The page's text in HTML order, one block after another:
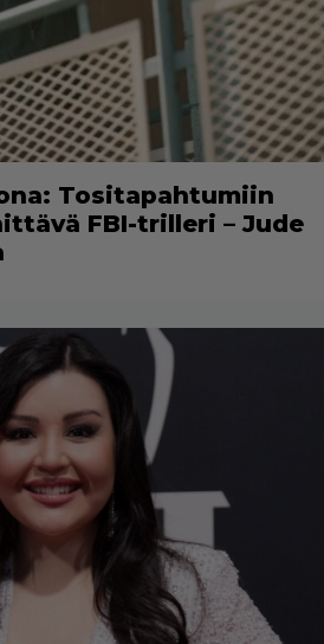
Tositapahtumiin
FBI-trilleri – Jude